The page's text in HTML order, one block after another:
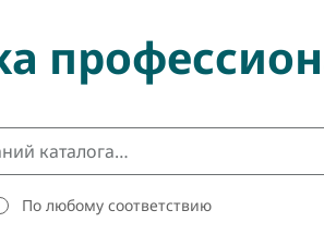
По любому соответствию